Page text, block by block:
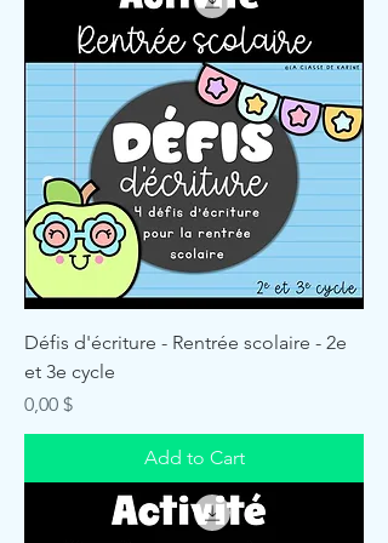
Défis d'écriture - Rentrée scolaire - 2e
et 3e cycle
Price
0,00 $
Add to Cart